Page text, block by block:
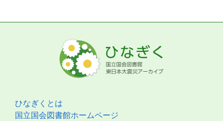
ひなぎくとは
国立国会図書館ホームページ